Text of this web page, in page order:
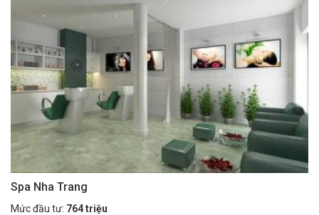
Spa Nha Trang
Mức đầu tư: 764 triệu